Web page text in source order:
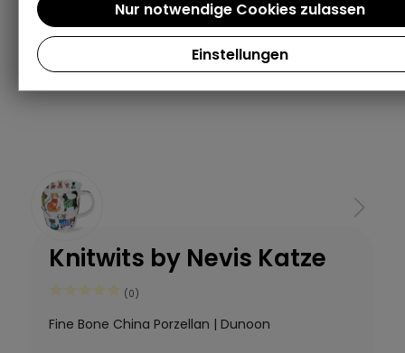
Knitwits by Nevis Katze
(0)
Fine Bone China Porzellan | Dunoon
Einstellungen